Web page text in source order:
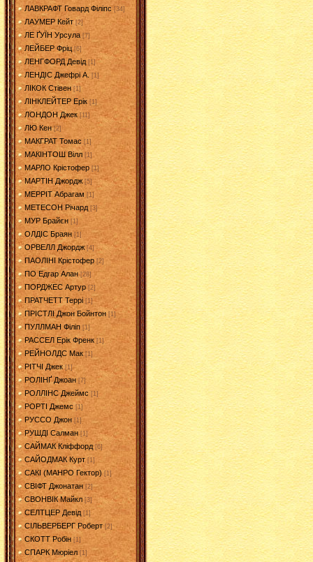
ЛАВКРАФТ Говард Філіпс [34]
ЛАУМЕР Кейт [2]
ЛЕ ҐУЇН Урсула [7]
ЛЕЙБЕР Фріц [6]
ЛЕНГФОРД Девід [1]
ЛЕНДІС Джефрі А. [1]
ЛІКОК Стівен [1]
ЛІНКЛЕЙТЕР Ерік [1]
ЛОНДОН Джек [11]
ЛЮ Кен [2]
МАКГРАТ Томас [1]
МАКІНТОШ Вілл [1]
МАРЛО Крістофер [1]
МАРТІН Джордж [5]
МЕРРІТ Абрагам [1]
МЕТЕСОН Річард [3]
МУР Брайєн [1]
ОЛДІС Браян [1]
ОРВЕЛЛ Джордж [4]
ПАОЛІНІ Крістофер [2]
ПО Едгар Алан [28]
ПОРДЖЕС Артур [2]
ПРАТЧЕТТ Террі [1]
ПРІСТЛІ Джон Бойнтон [1]
ПУЛЛМАН Філіп [1]
РАССЕЛ Ерік Френк [1]
РЕЙНОЛДС Мак [1]
РІТЧІ Джек [1]
РОЛІНҐ Джоан [7]
РОЛЛІНС Джеймс [1]
РОРТІ Джемс [1]
РУССО Джон [1]
РУШДІ Салман [1]
САЙМАК Кліффорд [6]
САЙОДМАК Курт [1]
САКІ (МАНРО Гектор) [1]
СВІФТ Джонатан [2]
СВОНВІК Майкл [3]
СЕЛТЦЕР Девід [1]
СІЛЬВЕРБЕРГ Роберт [2]
СКОТТ Робін [1]
СПАРК Мюріел [1]